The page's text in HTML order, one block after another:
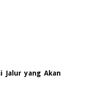
Jalur yang Akan